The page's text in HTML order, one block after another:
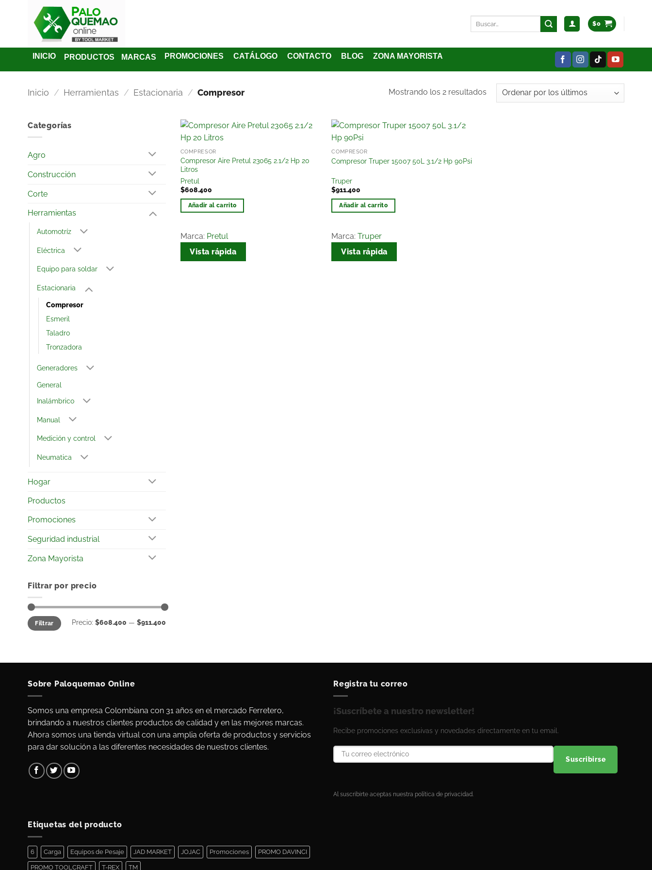
$0
INICIO PRODUCTOS MARCAS PROMOCIONES CATÁLOGO CONTACTO BLOG ZONA MAYORISTA
Inicio / Herramientas / Estacionaria / Compresor Mostrando los 2 resultados
Categorías
Agro
Construcción
Corte
Herramientas
Automotríz
Eléctrica
Equipo para soldar
Estacionaria
Compresor
Esmeril
Taladro
Tronzadora
Generadores
General
Inalámbrico
Manual
Medición y control
Neumatica
Hogar
Productos
Promociones
Seguridad industrial
Zona Mayorista
Filtrar por precio
Filtrar Precio: $608.400 — $911.400
lista
COMPRESOR
Compresor Aire Pretul 23065 2.1/2 Hp 20
Litros
Pretul
$608.400
Añadir al carrito
Marca: Pretul
Vista rápida
lista
COMPRESOR
Compresor Truper 15007 50L 3.1/2 Hp 90Psi
Truper
$911.400
Añadir al carrito
Marca:Truper
Vista rápida
Sobre Paloquemao Online
Somos una empresa Colombiana con 31 años en el mercado Ferretero,
brindando a nuestros clientes productos de calidad y en las mejores marcas.
Ahora somos una tienda virtual con una amplia oferta de productos y servicios
para dar solución a las diferentes necesidades de nuestros clientes.
Registra tu correo
¡Suscríbete a nuestro newsletter!
Recibe promociones exclusivas y novedades directamente en tu email.
Suscribirse
Al suscribirte aceptas nuestra política de privacidad.
Etiquetas del producto
6 Carga Equipos de Pesaje JAD MARKET JOJAC Promociones PROMO DAVINCI
PROMO TOOLCRAFT T-REX TM